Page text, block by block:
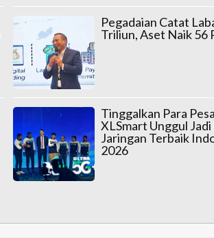
Pegadaian Catat
Triliun, Aset Naik 56
Tinggalkan Para
XLSmart Unggul
Jaringan Terbaik
2026